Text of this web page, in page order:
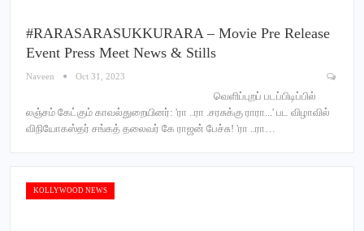
#RARASARASUKKURARA – Movie Pre Release
Event Press Meet News & Stills
Naveen Oct 31, 2023
வெளிப்புறப் படப்பிடிப்பில்
லஞ்சம் கேட்கும் காவல்துறையினர்: 'ரா ..ரா .சரசுக்கு ராரா...' பட விழாவில்
விநியோகஸ்தர் சங்கத் தலைவர் கே ராஜன் பேச்சு! 'ரா ..ரா…
KOLLYWOOD NEWS